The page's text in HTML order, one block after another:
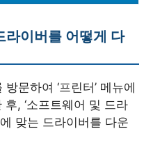
이버를 어떻게 다
문하여 ‘프린터’ 메뉴에
, ‘소프트웨어 및 드라
맞는 드라이버를 다운